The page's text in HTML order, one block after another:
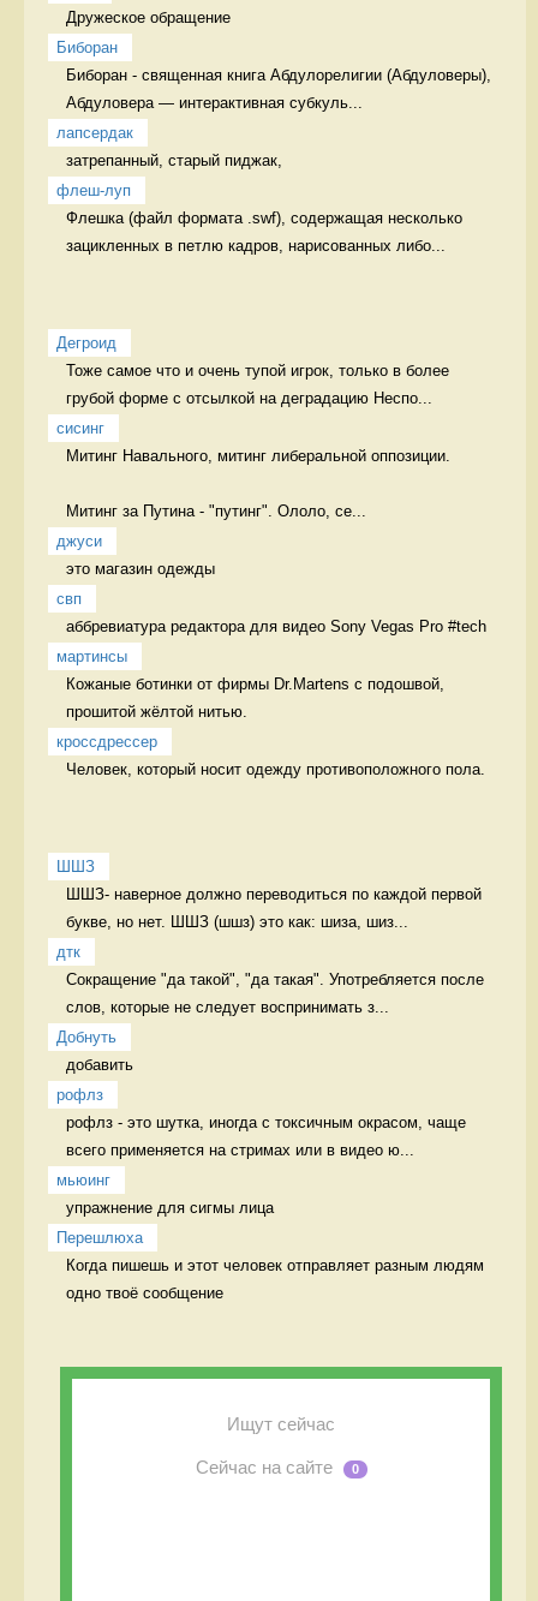
Дружеское обращение
Биборан
Биборан - священная книга Абдулорелигии (Абдуловеры),
Абдуловера — интерактивная субкуль...
лапсердак
затрепанный, старый пиджак,
флеш-луп
Флешка (файл формата .swf), содержащая несколько
зацикленных в петлю кадров, нарисованных либо...
Дегроид
Тоже самое что и очень тупой игрок, только в более
грубой форме с отсылкой на деградацию Неспо...
сисинг
Митинг Навального, митинг либеральной оппозиции.
Митинг за Путина - "путинг". Ололо, се...
джуси
это магазин одежды
свп
аббревиатура редактора для видео Sony Vegas Pro #tech
мартинсы
Кожаные ботинки от фирмы Dr.Martens с подошвой,
прошитой жёлтой нитью.
кроссдрессер
Человек, который носит одежду противоположного пола.
ШШЗ
ШШЗ- наверное должно переводиться по каждой первой
букве, но нет. ШШЗ (шшз) это как: шиза, шиз...
дтк
Сокращение "да такой", "да такая". Употребляется после
слов, которые не следует воспринимать з...
Добнуть
добавить
рофлз
рофлз - это шутка, иногда с токсичным окрасом, чаще
всего применяется на стримах или в видео ю...
мьюинг
упражнение для сигмы лица
Перешлюха
Когда пишешь и этот человек отправляет разным людям
одно твоё сообщение
Ищут сейчас
Сейчас на сайте 0